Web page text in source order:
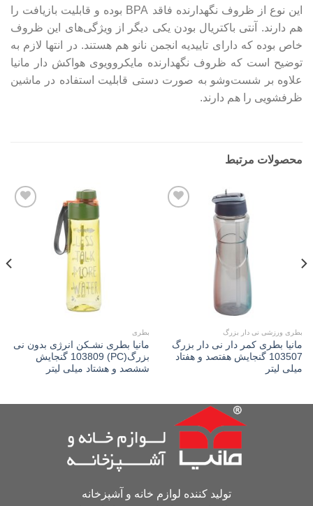
این نوع از ظروف نگهدارنده فاقد BPA بوده و قابلیت بازیافت را
هم دارند. آنتی باکتریال بودن یکی دیگر از ویژگی‌های این ظروف
خاص بوده که دارای تاییدیه انجمن نانو هم هستند. در انتها لازم به
توضیح است که ظروف نگهدارنده مایکروویوی هواکش دار مانیا
علاوه بر شست‌وشو به صورت دستی قابلیت استفاده در ماشین
ظرفشویی را هم دارند.
محصولات مرتبط
بطری ورزشی نی دار بزرگ
مانیا بطری کمر دار نی دار بزرگ
103507 گنجایش هفتصد و هفتاد
میلی لیتر
بطری
مانیا بطری نشـکن انرژی بدون نی
بزرگ(PC) 103809 گنجایش
ششصد و هشتاد میلی لیتر
تولید کننده لوازم خانه و آشپزخانه